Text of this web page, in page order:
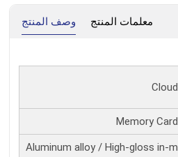
وصف المنتج معلمات المنتج
Cloud
Memory Card
Aluminum alloy / High-gloss in-m